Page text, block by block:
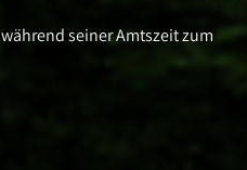
seiner Amtszeit zum